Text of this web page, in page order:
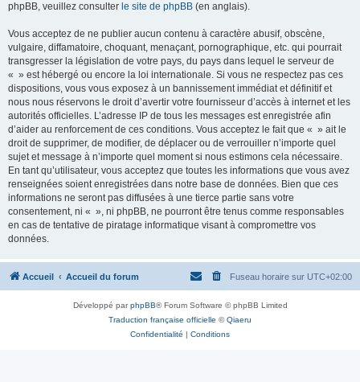
phpBB, veuillez consulter le site de phpBB (en anglais).
Vous acceptez de ne publier aucun contenu à caractère abusif, obscène,
vulgaire, diffamatoire, choquant, menaçant, pornographique, etc. qui pourrait
transgresser la législation de votre pays, du pays dans lequel le serveur de
« » est hébergé ou encore la loi internationale. Si vous ne respectez pas ces
dispositions, vous vous exposez à un bannissement immédiat et définitif et
nous nous réservons le droit d’avertir votre fournisseur d’accès à internet et les
autorités officielles. L’adresse IP de tous les messages est enregistrée afin
d’aider au renforcement de ces conditions. Vous acceptez le fait que « » ait le
droit de supprimer, de modifier, de déplacer ou de verrouiller n’importe quel
sujet et message à n’importe quel moment si nous estimons cela nécessaire.
En tant qu’utilisateur, vous acceptez que toutes les informations que vous avez
renseignées soient enregistrées dans notre base de données. Bien que ces
informations ne seront pas diffusées à une tierce partie sans votre
consentement, ni « », ni phpBB, ne pourront être tenus comme responsables
en cas de tentative de piratage informatique visant à compromettre vos
données.
Accueil Accueil du forum Fuseau horaire sur UTC+02:00
Développé parphpBB® Forum Software © phpBB Limited
Traduction française officielle ©Qiaeru
Confidentialité | Conditions